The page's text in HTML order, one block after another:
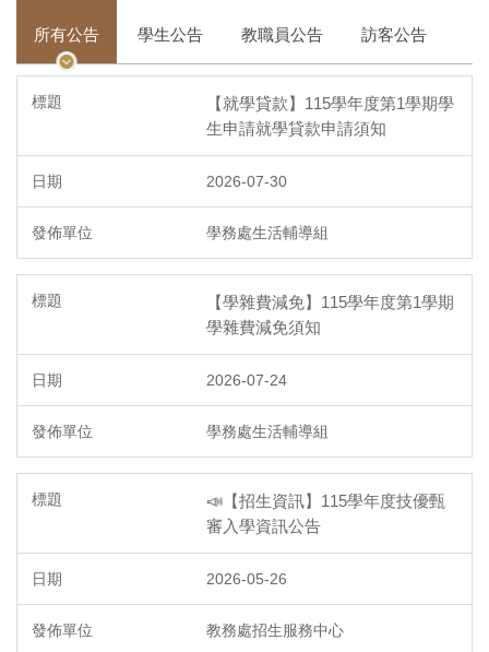
所有公告 學生公告 教職員公告 訪客公告
【就學貸款】115學年度第1學期學
生申請就學貸款申請須知
2026-07-30
學務處生活輔導組
【學雜費減免】115學年度第1學期
學雜費減免須知
2026-07-24
學務處生活輔導組
📣【招生資訊】115學年度技優甄
審入學資訊公告
2026-05-26
教務處招生服務中心